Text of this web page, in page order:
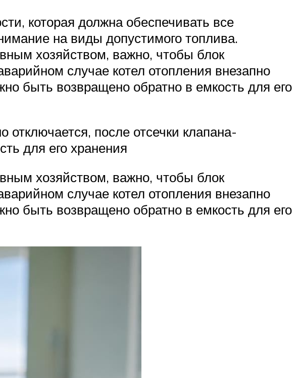
которая должна обеспечивать все
на виды допустимого топлива.
хозяйством, важно, чтобы блок
случае котел отопления внезапно
быть возвращено обратно в емкость для его
после отсечки клапана-
для его хранения
хозяйством, важно, чтобы блок
случае котел отопления внезапно
быть возвращено обратно в емкость для его